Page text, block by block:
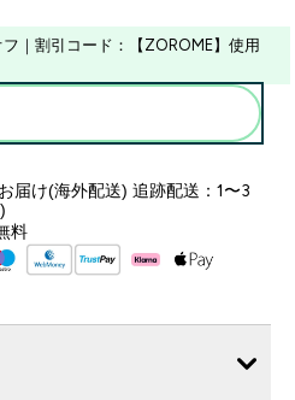
｜割引コード：【ZOROME】使用
届け(海外配送) 追跡配送：1〜3
料